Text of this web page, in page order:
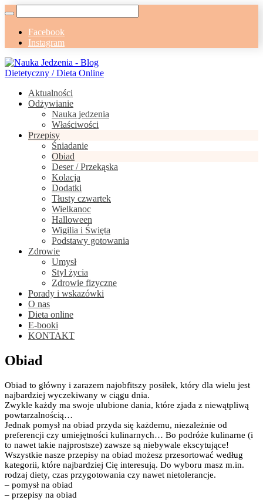
Facebook
Instagram
Aktualności
Odżywianie
Nauka jedzenia
Właściwości
Przepisy
Śniadanie
Obiad
Deser / Przekąska
Kolacja
Dodatki
Tłusty czwartek
Wielkanoc
Halloween
Wigilia i Święta
Podstawy gotowania
Zdrowie
Umysł
Styl życia
Zdrowie fizyczne
Porady i wskazówki
O nas
Dieta online
E-booki
KONTAKT
Obiad
Obiad to główny i zarazem najobfitszy posiłek, który dla wielu jest
najbardziej wyczekiwany w ciągu dnia.
Zwykle każdy ma swoje ulubione dania, które zjada z niewątpliwą
powtarzalnością…
Jednak pomysł na obiad przyda się każdemu, niezależnie od
preferencji czy umiejętności kulinarnych… Bo podróże kulinarne (i
to nawet takie najprostsze) zawsze są niebywale ekscytujące!
Wszystkie nasze przepisy na obiad możesz przesortować według
kategorii, które najbardziej Cię interesują. Do wyboru masz m.in.
rodzaj diety, czas przygotowania czy nawet nietolerancje.
– pomysł na obiad
– przepisy na obiad